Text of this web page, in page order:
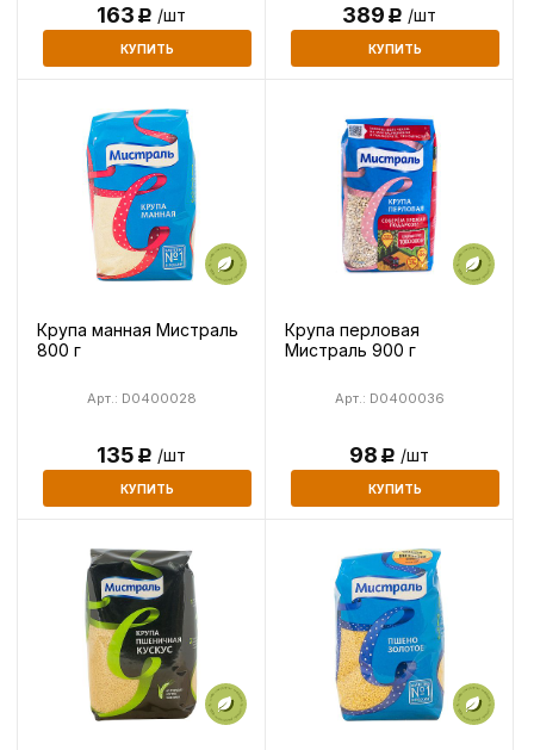
163Р /шт
КУПИТЬ
389Р /шт
КУПИТЬ
Крупа манная Мистраль
800 г
Арт.: D0400028
135Р /шт
КУПИТЬ
Крупа перловая
Мистраль 900 г
Арт.: D0400036
98Р /шт
КУПИТЬ